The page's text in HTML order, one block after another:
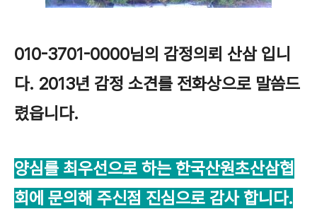
010-3701-0000님의 감정의뢰 산삼 입니
다. 2013년 감정 소견를 전화상으로 말씀드
렸읍니다.
양심를 최우선으로 하는 한국산원초산삼협
회에 문의해 주신점 진심으로 감사 합니다.